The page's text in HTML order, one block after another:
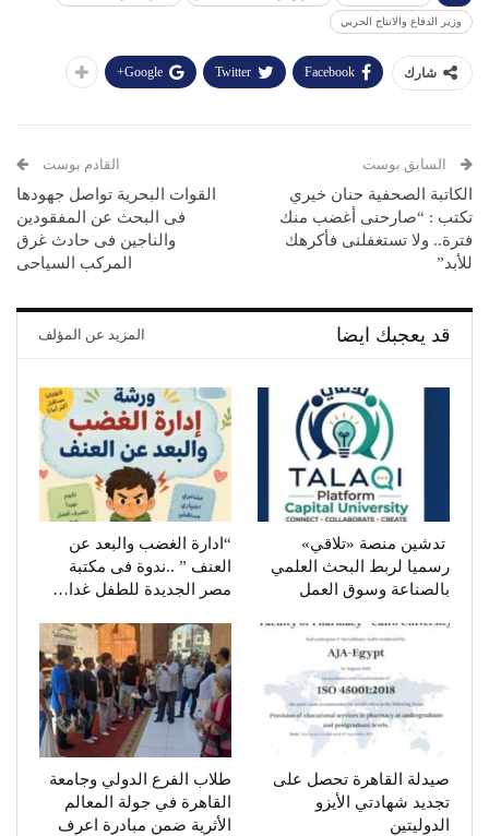
وزير الدفاع والانتاج الحربي
شارك Facebook
Twitter
Google+
السابق بوست
الكاتبة الصحفية حنان خيري
تكتب : “صارحنى أغضب منك
فترة.. ولا تستغفلنى فأكرهك
للأبد”
القادم بوست
القوات البحرية تواصل جهودها
فى البحث عن المفقودين
والناجين فى حادث غرق
المركب السياحى
قد يعجبك ايضا المزيد عن المؤلف
تدشين منصة «تلاقي»
رسميا لربط البحث العلمي
بالصناعة وسوق العمل
“ادارة الغضب والبعد عن
العنف ” ..ندوة فى مكتبة
مصر الجديدة للطفل غدا…
صيدلة القاهرة تحصل على
تجديد شهادتي الأيزو
الدوليتين
طلاب الفرع الدولي وجامعة
القاهرة في جولة المعالم
الأثرية ضمن مبادرة اعرف